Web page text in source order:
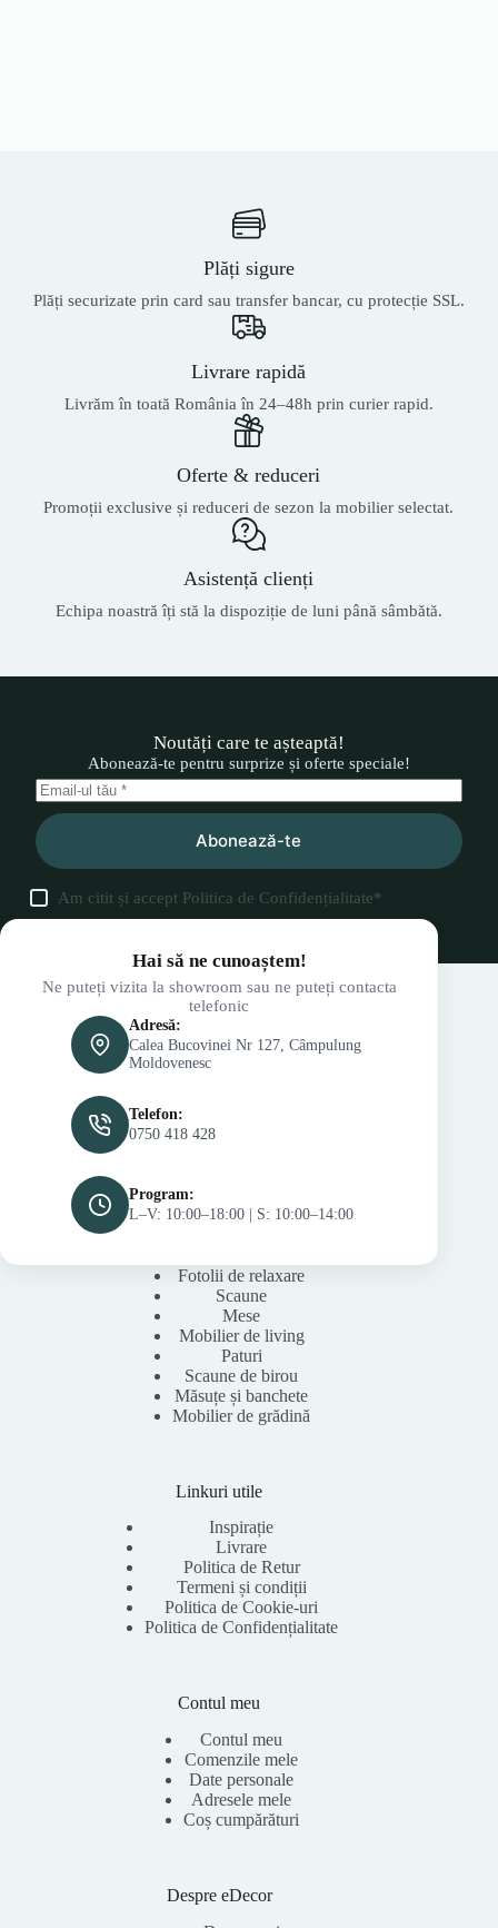
Plăți sigure
Plăți securizate prin card sau transfer bancar, cu protecție SSL.
Livrare rapidă
Livrăm în toată România în 24–48h prin curier rapid.
Oferte & reduceri
Promoții exclusive și reduceri de sezon la mobilier selectat.
Asistență clienți
Echipa noastră îți stă la dispoziție de luni până sâmbătă.
Noutăți care te așteaptă!
Abonează-te pentru surprize și oferte speciale!
Abonează-te
Am citit și accept Politica de Confidențialitate*
Hai să ne cunoaștem!
Ne puteți vizita la showroom sau ne puteți contacta
telefonic
Adresă:
Calea Bucovinei Nr 127, Câmpulung
Moldovenesc
Telefon:
0750 418 428
Program:
L–V: 10:00–18:00 | S: 10:00–14:00
Fotolii de relaxare
Scaune
Mese
Mobilier de living
Paturi
Scaune de birou
Măsuțe și banchete
Mobilier de grădină
Linkuri utile
Inspirație
Livrare
Politica de Retur
Termeni și condiții
Politica de Cookie-uri
Politica de Confidențialitate
Contul meu
Contul meu
Comenzile mele
Date personale
Adresele mele
Coș cumpărături
Despre eDecor